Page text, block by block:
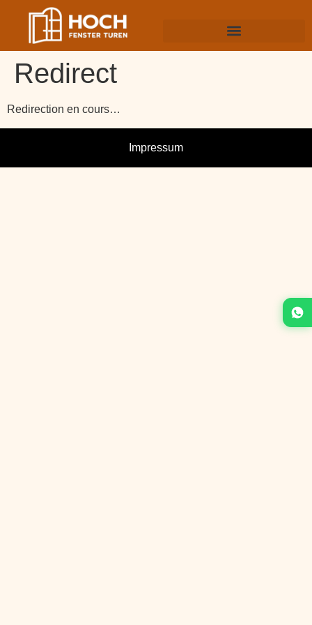
Redirect
Redirection en cours…
Impressum